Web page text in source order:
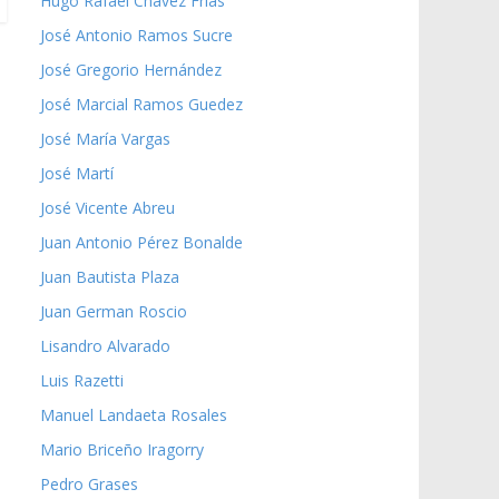
José Antonio Ramos Sucre
José Gregorio Hernández
José Marcial Ramos Guedez
José María Vargas
José Martí
José Vicente Abreu
Juan Antonio Pérez Bonalde
Juan Bautista Plaza
Juan German Roscio
Lisandro Alvarado
Luis Razetti
Manuel Landaeta Rosales
Mario Briceño Iragorry
Pedro Grases